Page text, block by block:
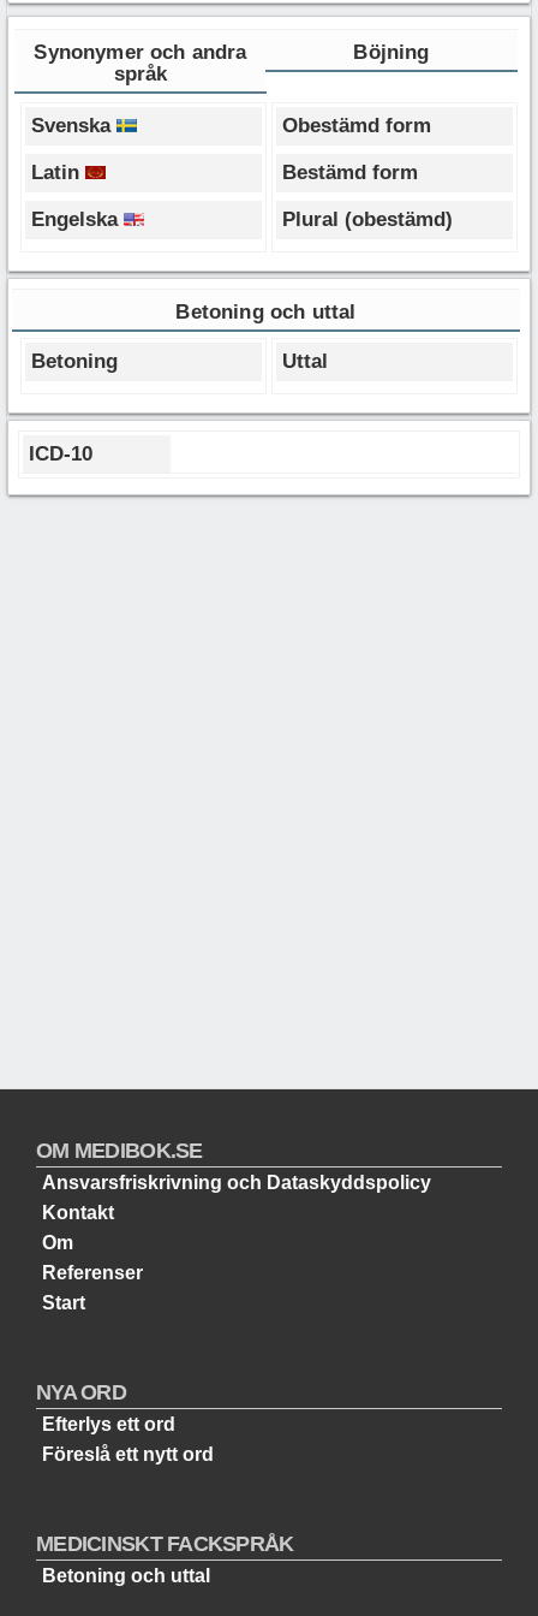
Synonymer och andra
språk
Böjning
Svenska
Latin
Engelska
Obestämd form
Bestämd form
Plural (obestämd)
Betoning och uttal
Betoning Uttal
ICD-10
OM MEDIBOK.SE
Ansvarsfriskrivning och Dataskyddspolicy
Kontakt
Om
Referenser
Start
NYA ORD
Efterlys ett ord
Föreslå ett nytt ord
MEDICINSKT FACKSPRÅK
Betoning och uttal